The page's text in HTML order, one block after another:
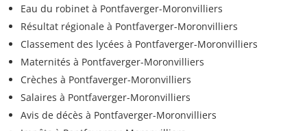
Eau du robinet à Pontfaverger-Moronvilliers
Résultat régionale à Pontfaverger-Moronvilliers
Classement des lycées à Pontfaverger-Moronvilliers
Maternités à Pontfaverger-Moronvilliers
Crèches à Pontfaverger-Moronvilliers
Salaires à Pontfaverger-Moronvilliers
Avis de décès à Pontfaverger-Moronvilliers